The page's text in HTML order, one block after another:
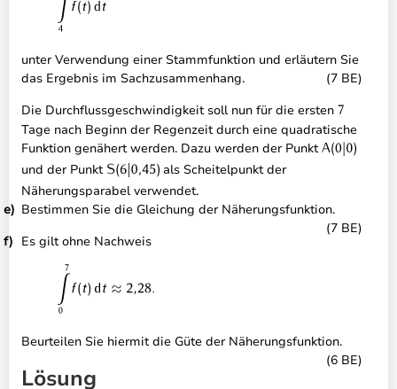
unter Verwendung einer Stammfunktion und erläutern Sie
das Ergebnis im Sachzusammenhang.
(7 BE)
Die Durchflussgeschwindigkeit soll nun für die ersten
Tage nach Beginn der Regenzeit durch eine quadratische
Funktion genähert werden. Dazu werden der Punkt
und der Punkt
als Scheitelpunkt der
Näherungsparabel verwendet.
Bestimmen Sie die Gleichung der Näherungsfunktion.
(7 BE)
Es gilt ohne Nachweis
Beurteilen Sie hiermit die Güte der Näherungsfunktion.
(6 BE)
Lösung